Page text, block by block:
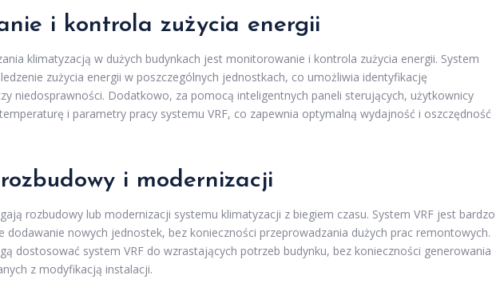
i kontrola zużycia energii
klimatyzacją w dużych budynkach jest monitorowanie i kontrola zużycia energii. System
zużycia energii w poszczególnych jednostkach, co umożliwia identyfikację
niedosprawności. Dodatkowo, za pomocą inteligentnych paneli sterujących, użytkownicy
i parametry pracy systemu VRF, co zapewnia optymalną wydajność i oszczędność
i modernizacji
rozbudowy lub modernizacji systemu klimatyzacji z biegiem czasu. System VRF jest bardzo
dodawanie nowych jednostek, bez konieczności przeprowadzania dużych prac remontowych.
dostosować system VRF do wzrastających potrzeb budynku, bez konieczności generowania
z modyfikacją instalacji.